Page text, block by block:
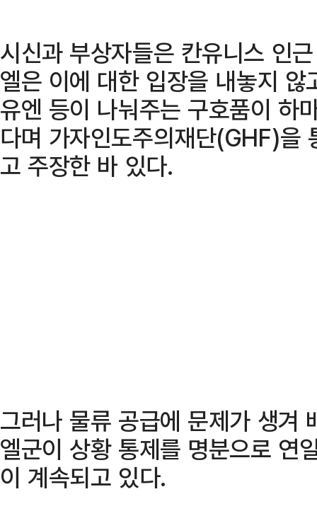
시신과 부상자들은 칸유니스 인
엘은 이에 대한 입장을 내놓지
유엔 등이 나눠주는 구호품이 하
다며 가자인도주의재단(GHF)을
고 주장한 바 있다.
그러나 물류 공급에 문제가 생겨
엘군이 상황 통제를 명분으로 연
이 계속되고 있다.